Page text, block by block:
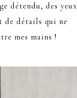
détendu, des yeux
de détails qui ne
mes mains !